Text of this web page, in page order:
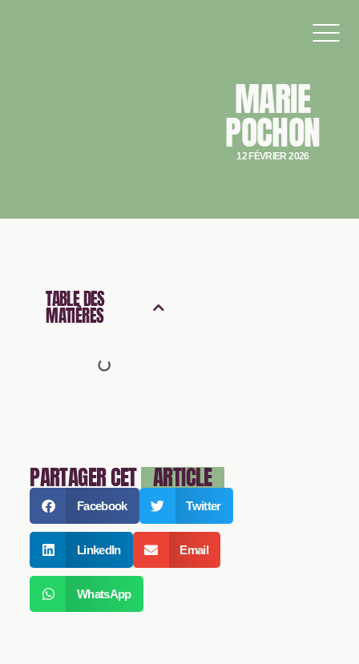
MARIE
POCHON
12 FÉVRIER 2026
TABLE DES
MATIÈRES
PARTAGER CET ARTICLE
Facebook Twitter
LinkedIn Email
WhatsApp